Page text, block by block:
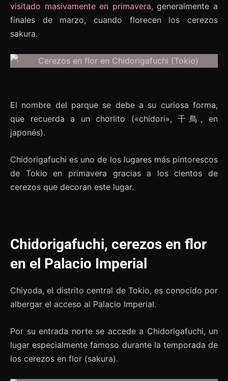
visitado masivamente en primavera, generalmente a
finales de marzo, cuando florecen los cerezos
sakura.
El nombre del parque se debe a su curiosa forma,
que recuerda a un chorlito («chidori», 千鳥, en
japonés).
Chidorigafuchi es uno de los lugares más pintorescos
de Tokio en primavera gracias a los cientos de
cerezos que decoran este lugar.
Chidorigafuchi, cerezos en flor
en el Palacio Imperial
Chiyoda, el distrito central de Tokio, es conocido por
albergar el acceso al Palacio Imperial.
Por su entrada norte se accede a Chidorigafuchi, un
lugar especialmente famoso durante la temporada de
los cerezos en flor (sakura).